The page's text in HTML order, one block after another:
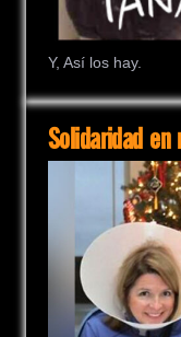
Y, Así los hay.
Solidaridad en